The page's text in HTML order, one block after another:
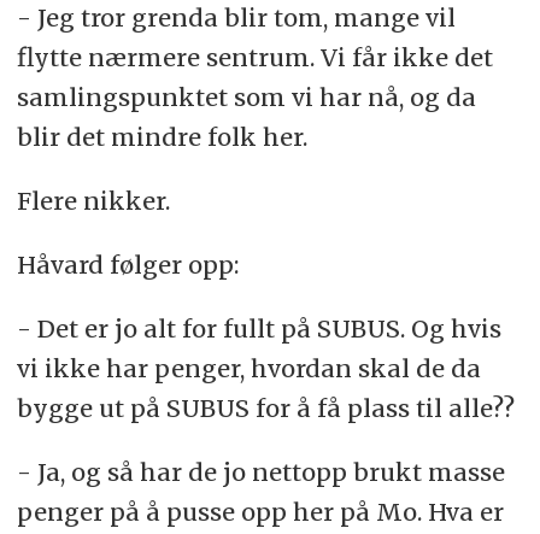
- Jeg tror grenda blir tom, mange vil
flytte nærmere sentrum. Vi får ikke det
samlingspunktet som vi har nå, og da
blir det mindre folk her.
Flere nikker.
Håvard følger opp:
- Det er jo alt for fullt på SUBUS. Og hvis
vi ikke har penger, hvordan skal de da
bygge ut på SUBUS for å få plass til alle??
- Ja, og så har de jo nettopp brukt masse
penger på å pusse opp her på Mo. Hva er